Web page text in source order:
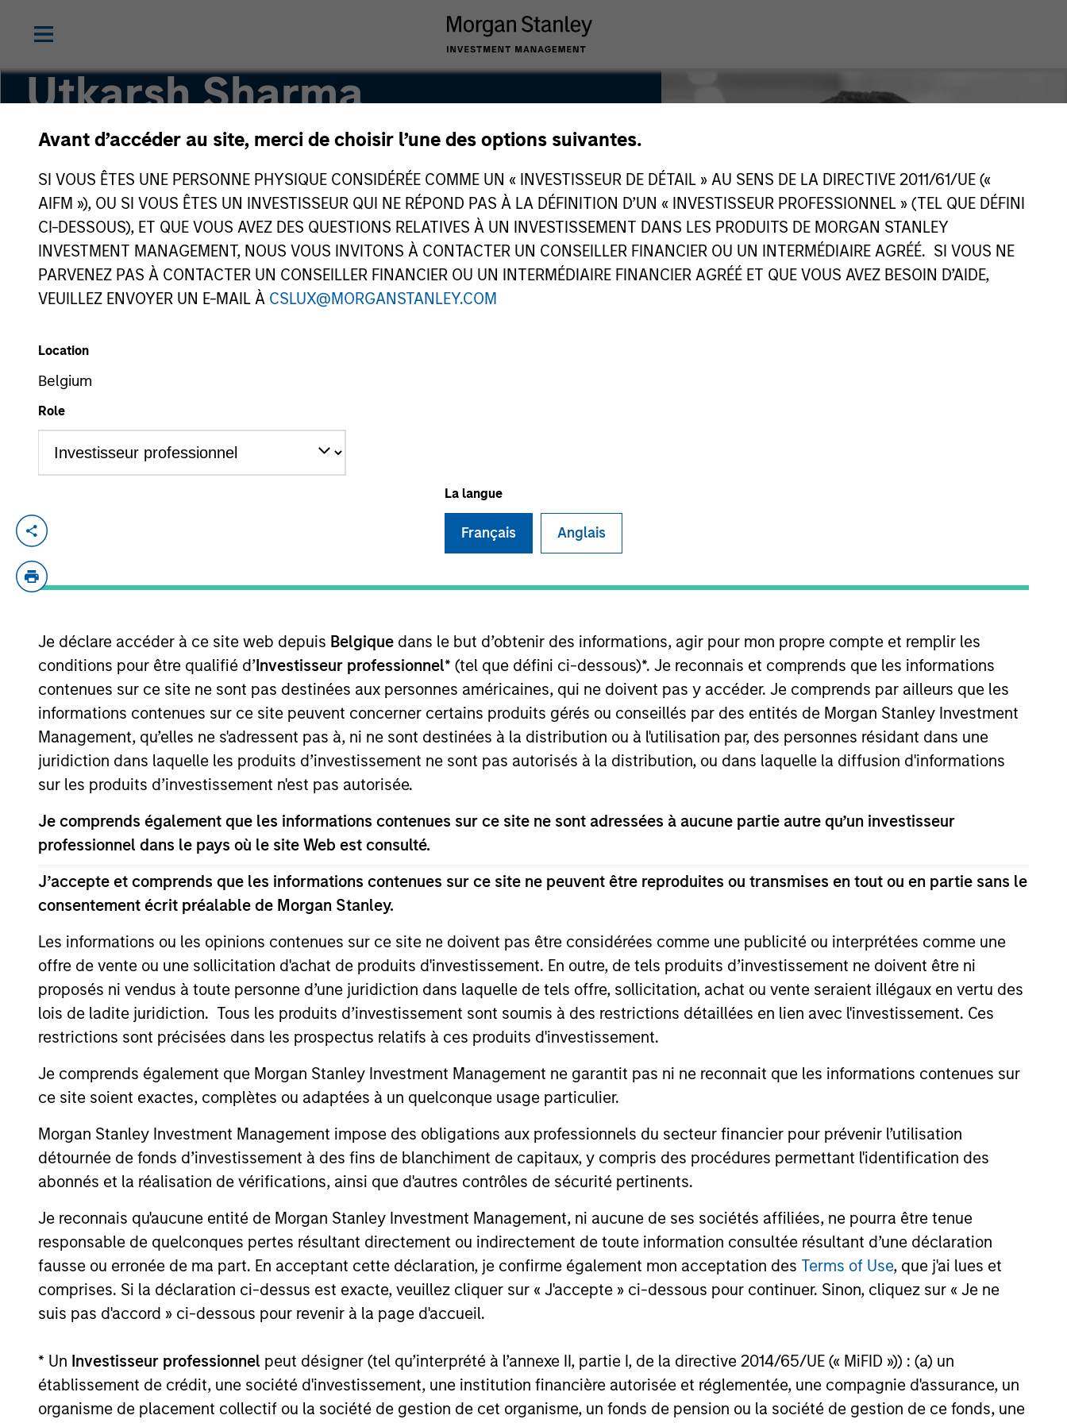
Avant d’accéder au site, merci de choisir l’une des options suivantes.
SI VOUS ÊTES UNE PERSONNE PHYSIQUE CONSIDÉRÉE COMME UN « INVESTISSEUR DE DÉTAIL » AU SENS DE LA DIRECTIVE 2011/61/UE («
AIFM »), OU SI VOUS ÊTES UN INVESTISSEUR QUI NE RÉPOND PAS À LA DÉFINITION D’UN « INVESTISSEUR PROFESSIONNEL » (TEL QUE DÉFINI
CI-DESSOUS), ET QUE VOUS AVEZ DES QUESTIONS RELATIVES À UN INVESTISSEMENT DANS LES PRODUITS DE MORGAN STANLEY
INVESTMENT MANAGEMENT, NOUS VOUS INVITONS À CONTACTER UN CONSEILLER FINANCIER OU UN INTERMÉDIAIRE AGRÉÉ. SI VOUS NE
PARVENEZ PAS À CONTACTER UN CONSEILLER FINANCIER OU UN INTERMÉDIAIRE FINANCIER AGRÉÉ ET QUE VOUS AVEZ BESOIN D’AIDE,
VEUILLEZ ENVOYER UN E-MAIL À CSLUX@MORGANSTANLEY.COM
Location
Belgium
Role
La langue
Français Anglais
Je déclare accéder à ce site web depuis Belgique dans le but d’obtenir des informations, agir pour mon propre compte et remplir les
conditions pour être qualifié d’Investisseur professionnel* (tel que défini ci-dessous)*. Je reconnais et comprends que les informations
contenues sur ce site ne sont pas destinées aux personnes américaines, qui ne doivent pas y accéder. Je comprends par ailleurs que les
informations contenues sur ce site peuvent concerner certains produits gérés ou conseillés par des entités de Morgan Stanley Investment
Management, qu’elles ne s'adressent pas à, ni ne sont destinées à la distribution ou à l'utilisation par, des personnes résidant dans une
juridiction dans laquelle les produits d’investissement ne sont pas autorisés à la distribution, ou dans laquelle la diffusion d'informations
sur les produits d’investissement n'est pas autorisée.
Je comprends également que les informations contenues sur ce site ne sont adressées à aucune partie autre qu’un investisseur
professionnel dans le pays où le site Web est consulté.
J’accepte et comprends que les informations contenues sur ce site ne peuvent être reproduites ou transmises en tout ou en partie sans le
consentement écrit préalable de Morgan Stanley.
Les informations ou les opinions contenues sur ce site ne doivent pas être considérées comme une publicité ou interprétées comme une
offre de vente ou une sollicitation d'achat de produits d'investissement. En outre, de tels produits d’investissement ne doivent être ni
proposés ni vendus à toute personne d’une juridiction dans laquelle de tels offre, sollicitation, achat ou vente seraient illégaux en vertu des
lois de ladite juridiction. Tous les produits d’investissement sont soumis à des restrictions détaillées en lien avec l'investissement. Ces
restrictions sont précisées dans les prospectus relatifs à ces produits d'investissement.
Je comprends également que Morgan Stanley Investment Management ne garantit pas ni ne reconnait que les informations contenues sur
ce site soient exactes, complètes ou adaptées à un quelconque usage particulier.
Morgan Stanley Investment Management impose des obligations aux professionnels du secteur financier pour prévenir l’utilisation
détournée de fonds d’investissement à des fins de blanchiment de capitaux, y compris des procédures permettant l'identification des
abonnés et la réalisation de vérifications, ainsi que d'autres contrôles de sécurité pertinents.
Je reconnais qu'aucune entité de Morgan Stanley Investment Management, ni aucune de ses sociétés affiliées, ne pourra être tenue
responsable de quelconques pertes résultant directement ou indirectement de toute information consultée résultant d’une déclaration
fausse ou erronée de ma part. En acceptant cette déclaration, je confirme également mon acceptation des Terms of Use, que j'ai lues et
comprises. Si la déclaration ci-dessus est exacte, veuillez cliquer sur « J'accepte » ci-dessous pour continuer. Sinon, cliquez sur « Je ne
suis pas d'accord » ci-dessous pour revenir à la page d'accueil.
* Un Investisseur professionnel peut désigner (tel qu’interprété à l’annexe II, partie I, de la directive 2014/65/UE (« MiFID »)) : (a) un
établissement de crédit, une société d'investissement, une institution financière autorisée et réglementée, une compagnie d'assurance, un
organisme de placement collectif ou la société de gestion de cet organisme, un fonds de pension ou la société de gestion de ce fonds, une
Utkarsh Sharma
Managing Director
YEARS OF INDUSTRY EXPERIENCE
16 Years
Utkarsh Sharma is a portfolio manager on the Broad Markets Fixed Income team. He is responsible for managing global
government, aggregate, and unconstrained strategies. He joined Morgan Stanley in 2014. Utkarsh began his career in the
University.
Broad Markets Fixed Income Team View Team
Global
Aggregate
Strategy
Invests in a globally diversified portfolio of multi-currency debt issued by government
Income
Opportunities
Strategy
Invests in a diversified global portfolio across the full spectrum of fixed income with the goal of a
high level of current income.
Global Flexible
Income
Strategy
Invests using an unconstrained approach across the fixed income spectrum with the
goal of constructing a portfolio less sensitive to interest rates movements and able to
capture positive returns across environments.
Team Insights
GLOBAL FIXED INCOME BULLETIN
fondement
Retrouvez notre dernière vidéo sur les
marchés obligataires pour un éclairage
GLOBAL FIXED INCOME BULLETIN
fondement
Les marchés obligataires ont fait preuve
de résilience en juin, dans un contexte où
preuve de résistance
Le mois de mai s’est caractérisé par une
croissance résiliente aux États-Unis et une